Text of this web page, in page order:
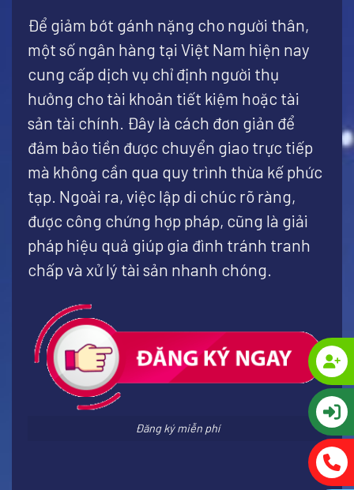
Để giảm bớt gánh nặng cho người thân,
một số ngân hàng tại Việt Nam hiện nay
cung cấp dịch vụ chỉ định người thụ
hưởng cho tài khoản tiết kiệm hoặc tài
sản tài chính. Đây là cách đơn giản để
đảm bảo tiền được chuyển giao trực tiếp
mà không cần qua quy trình thừa kế phức
tạp. Ngoài ra, việc lập di chúc rõ ràng,
được công chứng hợp pháp, cũng là giải
pháp hiệu quả giúp gia đình tránh tranh
chấp và xử lý tài sản nhanh chóng.
Đăng ký miễn phí